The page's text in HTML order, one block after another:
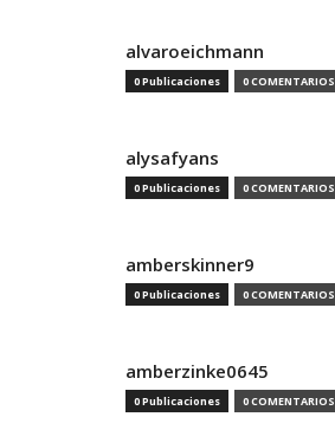
alvaroeichmann
0 Publicaciones 0 COMENTARIOS
alysafyans
0 Publicaciones 0 COMENTARIOS
amberskinner9
0 Publicaciones 0 COMENTARIOS
amberzinke0645
0 Publicaciones 0 COMENTARIOS